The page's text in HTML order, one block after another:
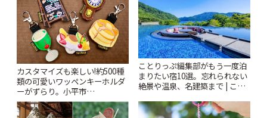
カスタマイズも楽しい!約500種
類の可愛いワッペンキーホルダ
ーがずらり。小平市
「Kimamaya T&K」 | ことりっ
ぷ
ことりっぷ編集部がもう一度泊
まりたい宿10選。忘れられない
絶景や温泉、名建築まで | こと